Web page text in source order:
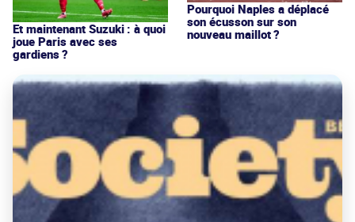
Et maintenant Suzuki : à quoi
joue Paris avec ses
gardiens ?
Pourquoi Naples a déplacé
son écusson sur son
nouveau maillot ?